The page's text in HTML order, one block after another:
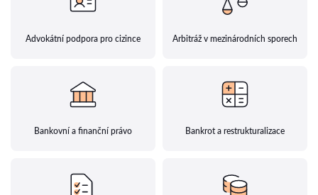
Advokátní podpora pro cizince Arbitráž v mezinárodních sporech
Bankovní a finanční právo Bankrot a restrukturalizace